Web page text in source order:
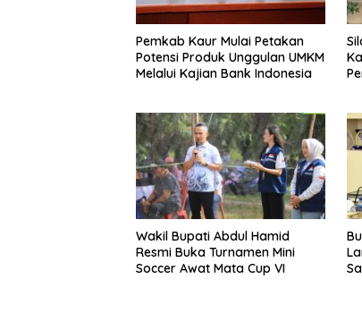
Pemkab Kaur Mulai Petakan
Potensi Produk Unggulan UMKM
Melalui Kajian Bank Indonesia
Wakil Bupati Abdul Hamid
Resmi Buka Turnamen Mini
Soccer Awat Mata Cup VI